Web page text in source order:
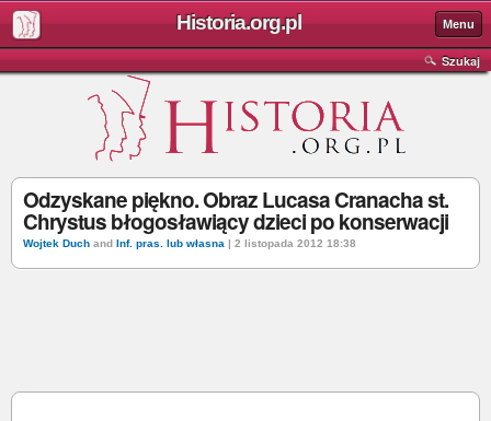
Historia.org.pl Menu
Szukaj
Odzyskane piękno. Obraz Lucasa Cranacha st.
Chrystus błogosławiący dzieci po konserwacji
Wojtek Duch and Inf. pras. lub własna | 2 listopada 2012 18:38